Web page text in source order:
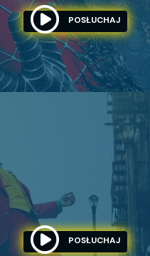
POSŁUCHAJ
POSŁUCHAJ